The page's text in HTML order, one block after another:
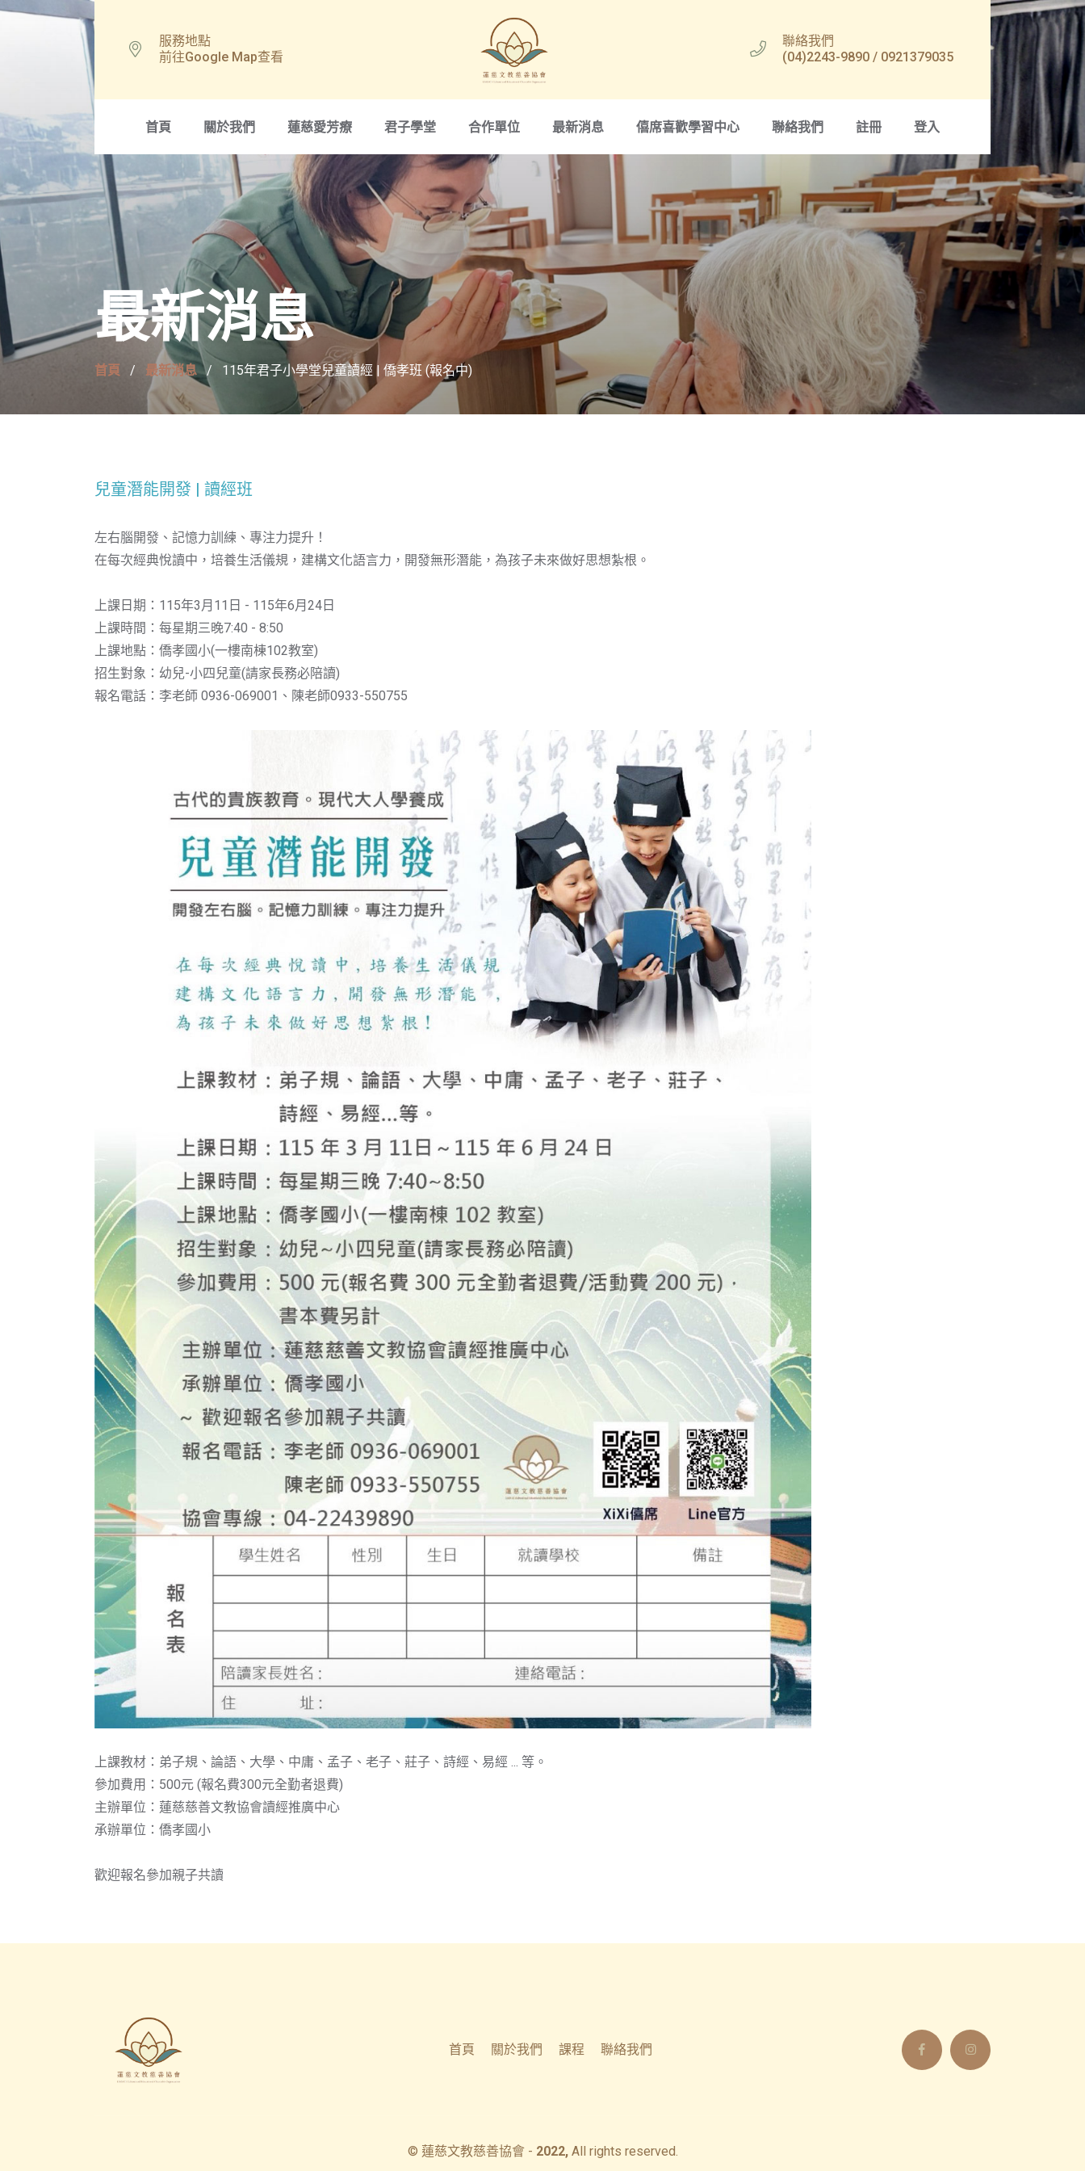
服務地點
前往Google Map查看
聯絡我們
(04)2243-9890 / 0921379035
首頁 關於我們 蓮慈愛芳療 君子學堂 合作單位 最新消息 僖席喜歡學習中心 聯絡我們 註冊 登入
最新消息
首頁 最新消息 115年君子小學堂兒童讀經 | 僑孝班 (報名中)
兒童潛能開發 | 讀經班
左右腦開發、記憶力訓練、專注力提升！
在每次經典悅讀中，培養生活儀規，建構文化語言力，開發無形潛能，為孩子未來做好思想紮根。
上課日期：115年3月11日 - 115年6月24日
上課時間：每星期三晚7:40 - 8:50
上課地點：僑孝國小(一樓南棟102教室)
招生對象：幼兒-小四兒童(請家長務必陪讀)
報名電話：李老師 0936-069001、陳老師0933-550755
上課教材：弟子規、論語、大學、中庸、孟子、老子、莊子、詩經、易經 ... 等。
參加費用：500元 (報名費300元全勤者退費)
主辦單位：蓮慈慈善文教協會讀經推廣中心
承辦單位：僑孝國小
歡迎報名參加親子共讀
首頁 關於我們 課程 聯絡我們
© 蓮慈文教慈善協會 - 2022,All rights reserved.